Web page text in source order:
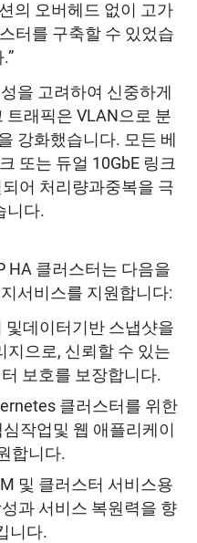
의 오버헤드 없이 고가
터를 구축할 수 있었습
을 고려하여 신중하게
래픽은 VLAN으로 분
강화했습니다. 모든 베
또는 듀얼 10GbE 링크
어 처리량과중복을 극
니다.
HA 클러스터는 다음을
서비스를 지원합니다:
및데이터기반 스냅샷을
지으로, 신뢰할 수 있는
보호를 보장합니다.
클러스터를 위한
작업및 웹 애플리케이
합니다.
및 클러스터 서비스용
과 서비스 복원력을 향
니다.